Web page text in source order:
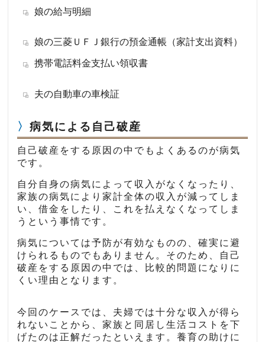
娘の給与明細
娘の三菱ＵＦＪ銀行の預金通帳（家計支出資料）
携帯電話料金支払い領収書
夫の自動車の車検証
病気による自己破産
自己破産をする原因の中でもよくあるのが病気
です。
自分自身の病気によって収入がなくなったり、
家族の病気により家計全体の収入が減ってしま
い、借金をしたり、これを払えなくなってしま
うという事情です。
病気については予防が有効なものの、確実に避
けられるものでもありません。そのため、自己
破産をする原因の中では、比較的問題になりに
くい理由となります。
今回のケースでは、夫婦では十分な収入が得ら
れないことから、家族と同居し生活コストを下
げたのは正解だったといえます。養育の助けに